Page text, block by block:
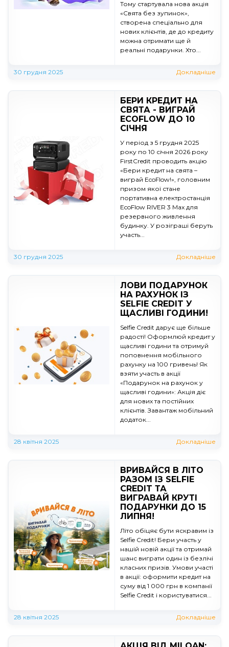
Тому стартувала нова акція
«Свята без зупинок»,
створена спеціально для
нових клієнтів, де до кредиту
можна отримати ще й
реальні подарунки. Хто...
30 грудня 2025 Докладніше
БЕРИ КРЕДИТ НА
СВЯТА - ВИГРАЙ
ECOFLOW ДО 10
СІЧНЯ
У період з 5 грудня 2025
року по 10 січня 2026 року
FirstCredit проводить акцію
«Бери кредит на свята –
виграй EcoFlow!», головним
призом якої стане
портативна електростанція
EcoFlow RIVER 3 Max для
резервного живлення
будинку. У розіграші беруть
участь...
30 грудня 2025 Докладніше
ЛОВИ ПОДАРУНОК
НА РАХУНОК ІЗ
SELFIE CREDIT У
ЩАСЛИВІ ГОДИНИ!
Selfie Credit дарує ще більше
радості! Оформлюй кредит у
щасливі години та отримуй
поповнення мобільного
рахунку на 100 гривень! Як
взяти участь в акції
«Подарунок на рахунок у
щасливі години»: Акція діє
для нових та постійних
клієнтів. Завантаж мобільний
додаток...
28 квітня 2025 Докладніше
ВРИВАЙСЯ В ЛІТО
РАЗОМ ІЗ SELFIE
CREDIT ТА
ВИГРАВАЙ КРУТІ
ПОДАРУНКИ ДО 15
ЛИПНЯ!
Літо обіцяє бути яскравим із
Selfie Credit! Бери участь у
нашій новій акції та отримай
шанс виграти один із безлічі
класних призів. Умови участі
в акції: оформити кредит на
суму від 1 000 грн в компанії
Selfie Credit і користуватися...
28 квітня 2025 Докладніше